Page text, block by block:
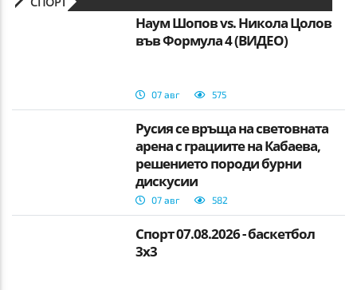
Наум Шопов vs. Никола Цолов
във Формула 4 (ВИДЕО)
07 авг 575
Русия се връща на световната
арена с грациите на Кабаева,
решението породи бурни
дискусии
07 авг 582
Спорт 07.08.2026 - баскетбол
3х3